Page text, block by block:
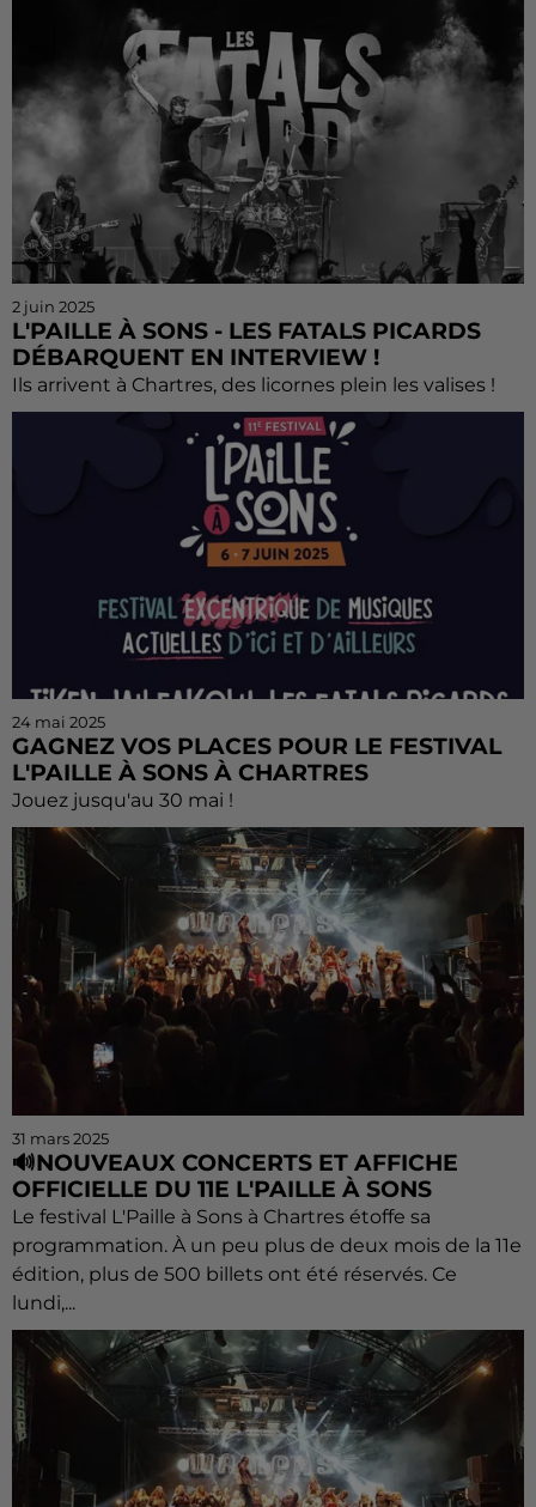
2 juin 2025
L'PAILLE À SONS - LES FATALS PICARDS
DÉBARQUENT EN INTERVIEW !
Ils arrivent à Chartres, des licornes plein les valises !
24 mai 2025
GAGNEZ VOS PLACES POUR LE FESTIVAL
L'PAILLE À SONS À CHARTRES
Jouez jusqu'au 30 mai !
31 mars 2025
🔊NOUVEAUX CONCERTS ET AFFICHE
OFFICIELLE DU 11E L'PAILLE À SONS
Le festival L'Paille à Sons à Chartres étoffe sa
programmation. À un peu plus de deux mois de la 11e
édition, plus de 500 billets ont été réservés. Ce
lundi,...